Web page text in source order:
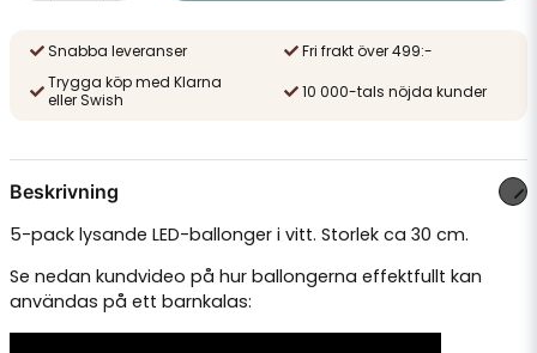
Snabba leveranser
Fri frakt över 499:-
Trygga köp med Klarna
eller Swish
10 000-tals nöjda kunder
Beskrivning
5-pack lysande LED-ballonger i vitt. Storlek ca 30 cm.
Se nedan kundvideo på hur ballongerna effektfullt kan
användas på ett barnkalas: